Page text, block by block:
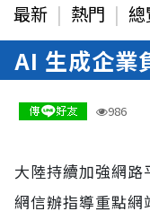
最新 熱門
AI 生成企業
986
大陸持續加強網
網信辦指導重點網